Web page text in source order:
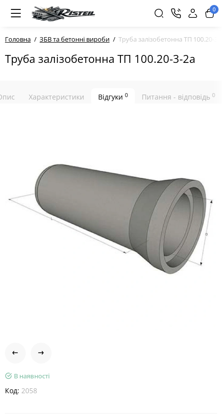
0
Головна ЗБВ та бетонні вироби Труба залізобетонна ТП 100.20-3-
Труба залізобетонна ТП 100.20-3-2а
Характеристики Відгуки 0 Питання - відповідь 0
В наявності
Код: 2058